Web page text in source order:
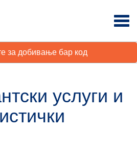
за добивање бар код
услуги и